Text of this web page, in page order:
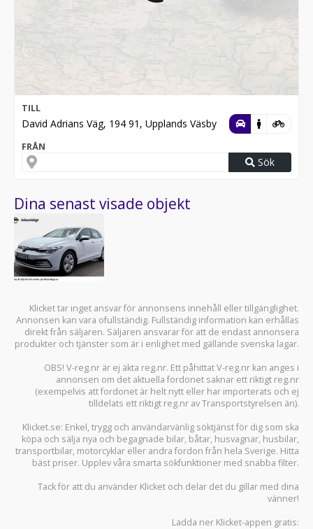
TILL
David Adrians Väg, 194 91, Upplands Väsby
FRÅN
Sök
Dina senast visade objekt
Klicket tar inget ansvar för annonsens innehåll eller tillgänglighet.
Annonsen kan vara ofullständig. Fullständig information kan erhållas
direkt från säljaren. Säljaren ansvarar för att de endast annonsera
produkter och tjänster som är i enlighet med gällande svenska lagar.
OBS! V-reg.nr är ej äkta reg.nr. Ett påhittat V-reg.nr kan anges i
annonsen om det aktuella fordonet saknar ett riktigt reg.nr
(exempelvis att fordonet är helt nytt eller har importerats och ej
tilldelats ett riktigt reg.nr av Transportstyrelsen än).
Klicket.se: Enkel, trygg och användarvänlig söktjänst för dig som ska
köpa och sälja nya och begagnade bilar, båtar, husvagnar, husbilar,
transportbilar, motorcyklar eller andra fordon från hela Sverige. Hitta
bäst priser. Upplev våra smarta sökfunktioner med snabba filter.
Tack för att du använder Klicket och delar det du gillar med dina
vänner!
Ladda ner Klicket-appen gratis: